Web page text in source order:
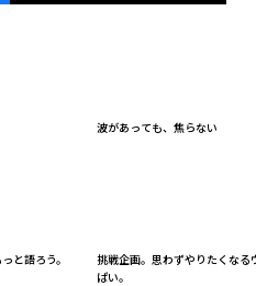
波があっても、焦らない
と語ろう。
挑戦企画。思わずやりたくなる
ぱい。